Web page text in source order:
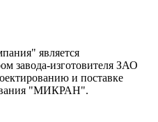
является
завода-изготовителя ЗАО
и поставке
"МИКРАН".